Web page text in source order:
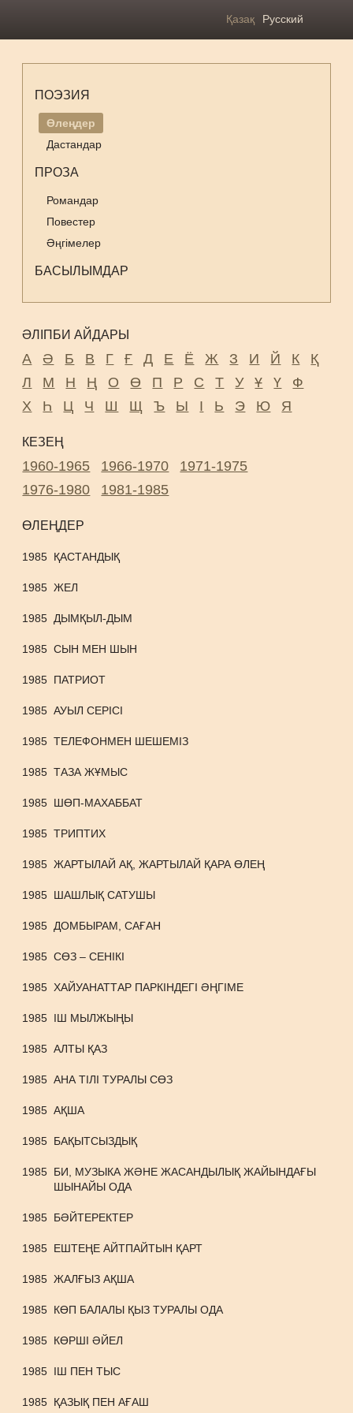
Қазақ Русский
ПОЭЗИЯ
Өлеңдер
Дастандар
ПРОЗА
Романдар
Повестер
Әңгімелер
БАСЫЛЫМДАР
ӘЛІПБИ АЙДАРЫ
А Ә Б В Г Ғ Д Е Ё Ж З И Й К
Қ
Л
М Н Ң О Ө П Р С Т У Ұ Ү
Ф
Х
Һ Ц Ч Ш Щ Ъ Ы І Ь Э Ю Я
КЕЗЕҢ
1960-1965 1966-1970
1971-1975
1976-1980
1981-1985
ӨЛЕҢДЕР
1985 ҚАСТАНДЫҚ
1985 ЖЕЛ
1985 ДЫМҚЫЛ-ДЫМ
1985 СЫН МЕН ШЫН
1985 ПАТРИОТ
1985 АУЫЛ СЕРІСІ
1985 ТЕЛЕФОНМЕН ШЕШЕМІЗ
1985 ТАЗА ЖҰМЫС
1985 ШӨП-МАХАББАТ
1985 ТРИПТИХ
1985 ЖАРТЫЛАЙ АҚ, ЖАРТЫЛАЙ ҚАРА ӨЛЕҢ
1985 ШАШЛЫҚ САТУШЫ
1985 ДОМБЫРАМ, САҒАН
1985 СӨЗ – СЕНІКІ
1985 ХАЙУАНАТТАР ПАРКІНДЕГІ ӘҢГІМЕ
1985 ІШ МЫЛЖЫҢЫ
1985 АЛТЫ ҚАЗ
1985 АНА ТІЛІ ТУРАЛЫ СӨЗ
1985 АҚША
1985 БАҚЫТСЫЗДЫҚ
1985 БИ, МУЗЫКА ЖӘНЕ ЖАСАНДЫЛЫҚ ЖАЙЫНДАҒЫ
ШЫНАЙЫ ОДА
1985 БӘЙТЕРЕКТЕР
1985 ЕШТЕҢЕ АЙТПАЙТЫН ҚАРТ
1985 ЖАЛҒЫЗ АҚША
1985 КӨП БАЛАЛЫ ҚЫЗ ТУРАЛЫ ОДА
1985 КӨРШІ ӘЙЕЛ
1985 ІШ ПЕН ТЫС
1985 ҚАЗЫҚ ПЕН АҒАШ